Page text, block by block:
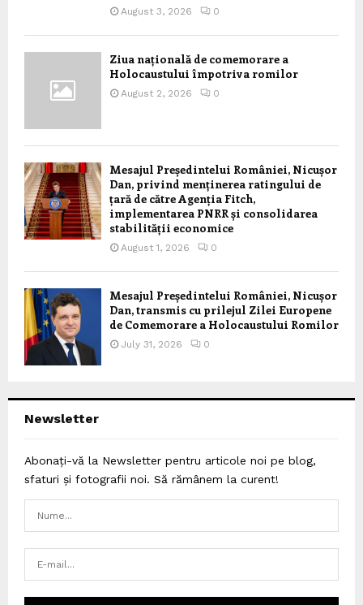
August 3, 2026 0
Ziua națională de comemorare a
Holocaustului împotriva romilor
August 2, 2026 0
Mesajul Președintelui României, Nicușor
Dan, privind menținerea ratingului de
țară de către Agenția Fitch,
implementarea PNRR și consolidarea
stabilității economice
August 1, 2026 0
Mesajul Președintelui României, Nicușor
Dan, transmis cu prilejul Zilei Europene
de Comemorare a Holocaustului Romilor
July 31, 2026 0
Newsletter
Abonați-vă la Newsletter pentru articole noi pe blog,
sfaturi și fotografii noi. Să rămânem la curent!